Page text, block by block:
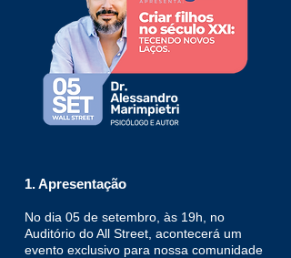
1. Apresentação
No dia 05 de setembro, às 19h, no
Auditório do All Street, acontecerá um
evento exclusivo para nossa comunidade